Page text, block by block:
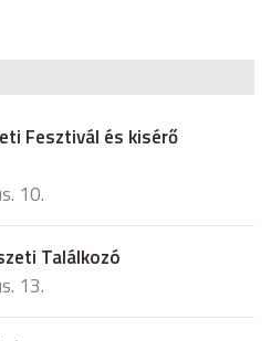
Fesztivál és kisérő
10.
Találkozó
13.